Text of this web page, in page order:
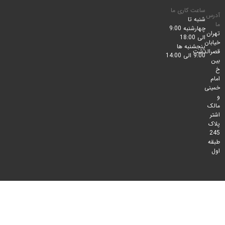
ساعت کاری ما
شنبه تا
چهارشنبه 9:00
الی 18:00
پنجشنبه ها
9:00 الی 14:00